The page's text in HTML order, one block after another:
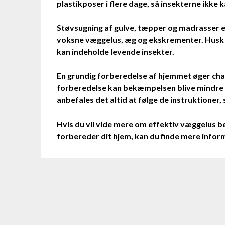
plastikposer i flere dage, så insekterne ikke
Støvsugning af gulve, tæpper og madrasser
voksne væggelus, æg og ekskrementer.
kan indeholde levende insekter.
En grundig forberedelse af hjemmet øger
forberedelse kan bekæmpelsen blive
anbefales det altid at følge de
Hvis du vil vide mere om effektivvæggelus
forbereder dit hjem, kan du finde mere